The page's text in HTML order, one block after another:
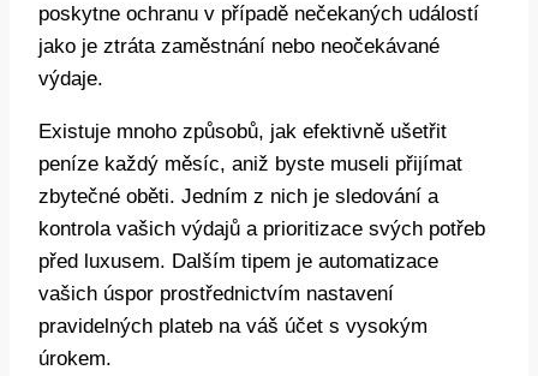
poskytne ochranu v případě nečekaných událostí
jako je ztráta zaměstnání nebo neočekávané
výdaje.
Existuje mnoho způsobů, jak efektivně ušetřit
peníze každý měsíc, aniž byste museli přijímat
zbytečné oběti. Jedním z nich je sledování a
kontrola vašich výdajů a prioritizace svých potřeb
před luxusem. Dalším tipem je automatizace
vašich úspor prostřednictvím nastavení
pravidelných plateb na váš účet s vysokým
úrokem.